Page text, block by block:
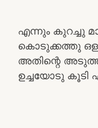
എന്നും കുറച്ചു
കൊടുക്കത്തു
അതിന്റെ
ഉച്ചയോടു